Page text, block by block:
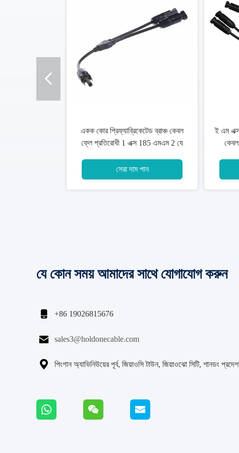
অ্যান্টি এজিং ইলেকট্রিক সিঙ্গল কোর কপার
ওয়্যার, অ্যালুমিনিয়াম অ্যালো কেবল তার
সেরা দাম পান
যে কোন সময় আমাদের সাথে যোগাযোগ করুন
 +86 19026815676
 sales3@holdonecable.com
 পিংগান অ্যাভিনিউয়ের পূর্ব, জিয়াওসি টাউন, জিয়াওঝো সিটি, শানডং প্রদেশ